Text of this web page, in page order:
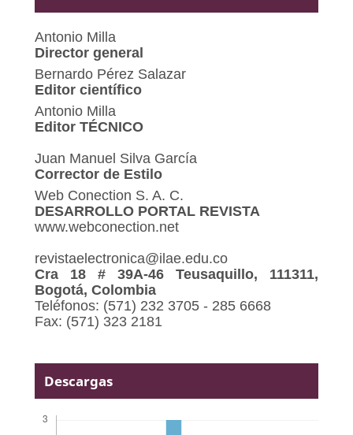
Antonio Milla
Director general
Bernardo Pérez Salazar
Editor científico
Antonio Milla
Editor TÉCNICO
Juan Manuel Silva García
Corrector de Estilo
Web Conection S. A. C.
DESARROLLO PORTAL REVISTA
www.webconection.net
revistaelectronica@ilae.edu.co
Cra 18 # 39A-46 Teusaquillo, 111311,
Bogotá, Colombia
Teléfonos: (571) 232 3705 - 285 6668
Fax: (571) 323 2181
Descargas